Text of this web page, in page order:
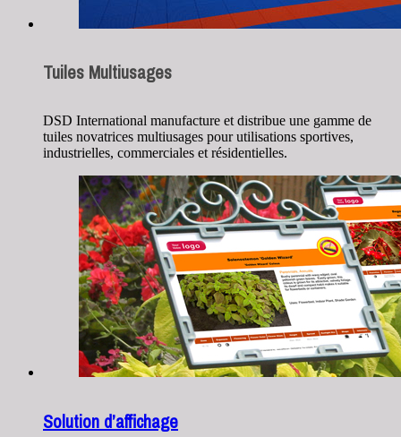
Tuiles Multiusages
DSD International manufacture et distribue une gamme de
tuiles novatrices multiusages pour utilisations sportives,
industrielles, commerciales et résidentielles.
Solution d’affichage